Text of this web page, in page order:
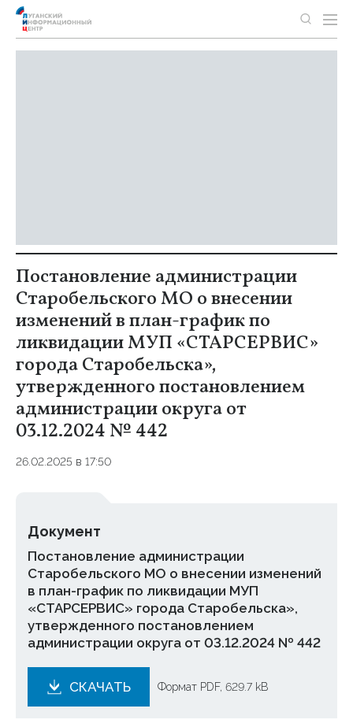
Постановление администрации
Старобельского МО о внесении
изменений в план-график по
ликвидации МУП «СТАРСЕРВИС»
города Старобельска»,
утвержденного постановлением
администрации округа от
03.12.2024 № 442
26.02.2025 в 17:50
Документ
Постановление администрации
Старобельского МО о внесении изменений
в план-график по ликвидации МУП
«СТАРСЕРВИС» города Старобельска»,
утвержденного постановлением
администрации округа от 03.12.2024 № 442
СКАЧАТЬ Формат PDF, 629.7 kB